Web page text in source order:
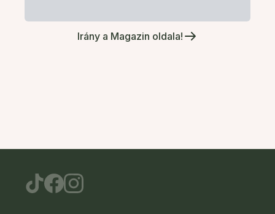
Irány a Magazin oldala!